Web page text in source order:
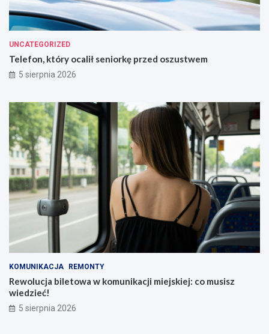
UNCATEGORIZED
Telefon, który ocalił seniorkę przed oszustwem
5 sierpnia 2026
KOMUNIKACJA REMONTY
Rewolucja biletowa w komunikacji miejskiej: co musisz
wiedzieć!
5 sierpnia 2026